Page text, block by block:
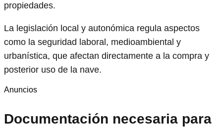
propiedades.
La legislación local y autonómica regula aspectos
como la seguridad laboral, medioambiental y
urbanística, que afectan directamente a la compra y
posterior uso de la nave.
Anuncios
Documentación necesaria para